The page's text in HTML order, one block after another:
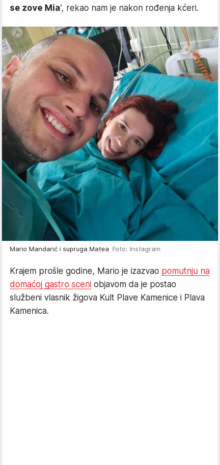
se zove Mia', rekao nam je nakon rođenja kćeri.
Mario Mandarić i supruga Matea Foto: Instagram
Krajem prošle godine, Mario je izazvao pomutnju na
domaćoj gastro sceni objavom da je postao
službeni vlasnik žigova Kult Plave Kamenice i Plava
Kamenica.